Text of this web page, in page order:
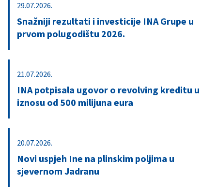
29.07.2026.
Snažniji rezultati i investicije INA Grupe u
prvom polugodištu 2026.
21.07.2026.
INA potpisala ugovor o revolving kreditu u
iznosu od 500 milijuna eura
20.07.2026.
Novi uspjeh Ine na plinskim poljima u
sjevernom Jadranu